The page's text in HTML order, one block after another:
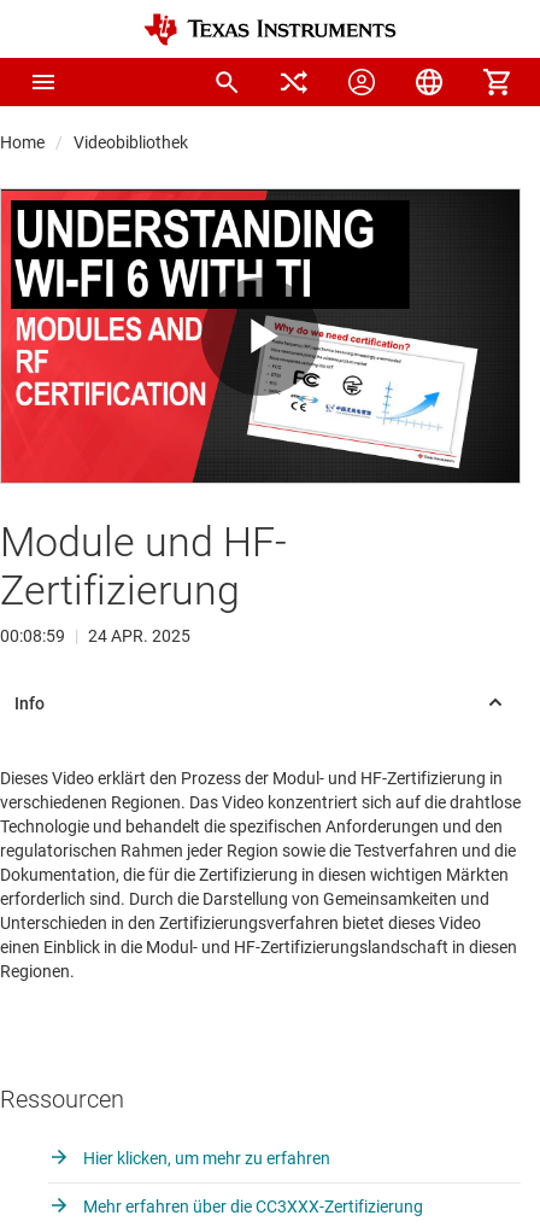
Home Videobibliothek
Play
Video
Module und HF-
Zertifizierung
00:08:59 | 24 APR. 2025
Dieses Video erklärt den Prozess der Modul- und HF-Zertifizierung in
verschiedenen Regionen. Das Video konzentriert sich auf die drahtlose
Technologie und behandelt die spezifischen Anforderungen und den
regulatorischen Rahmen jeder Region sowie die Testverfahren und die
Dokumentation, die für die Zertifizierung in diesen wichtigen Märkten
erforderlich sind. Durch die Darstellung von Gemeinsamkeiten und
Unterschieden in den Zertifizierungsverfahren bietet dieses Video
einen Einblick in die Modul- und HF-Zertifizierungslandschaft in diesen
Regionen.
Ressourcen
Hier klicken, um mehr zu erfahren
Mehr erfahren über die CC3XXX-Zertifizierung